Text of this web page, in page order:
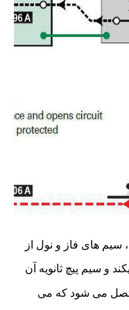
های فاز و نول از
و سیم پیچ ثانویه آن
می شود که می